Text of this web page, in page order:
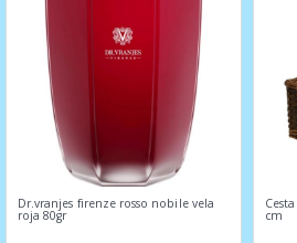
Dr.vranjes firenze rosso nobile vela
roja 80gr cm